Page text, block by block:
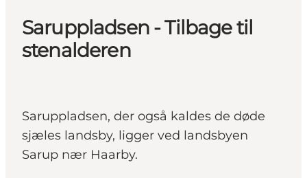
Saruppladsen - Tilbage til
stenalderen
Saruppladsen, der også kaldes de døde
sjæles landsby, ligger ved landsbyen
Sarup nær Haarby.